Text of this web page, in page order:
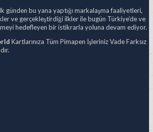
günden bu yana yaptığı markalaşma faaliyetleri,
ve gerçekleştirdiği ilkler ile bugün Türkiye’de ve
hedefleyen bir istikrarla yoluna devam ediyor.
Kartlarınıza Tüm Pimapen İşleriniz Vade Farksız